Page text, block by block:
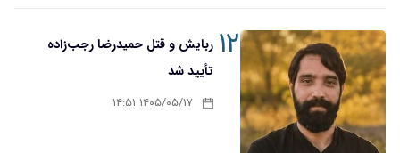
۱۲ ربایش و قتل حمیدرضا رجب‌زاده
تأیید شد
۱۴۰۵/۰۵/۱۷ ۱۴:۵۱